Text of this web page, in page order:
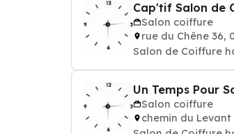
Cap'tif Salon de
Salon coiffure
rue du Chêne 36,
Salon de Coiffure
Un Temps Pour
Salon coiffure
chemin du Levant